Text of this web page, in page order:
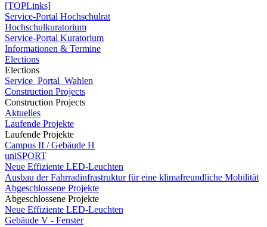
[TOPLinks]
Service-Portal Hochschulrat
Hochschulkuratorium
Service-Portal Kuratorium
Informationen & Termine
Elections
Elections
Service_Portal_Wahlen
Construction Projects
Construction Projects
Aktuelles
Laufende Projekte
Laufende Projekte
Campus II / Gebäude H
uniSPORT
Neue Effiziente LED-Leuchten
Ausbau der Fahrradinfrastruktur für eine klimafreundliche Mobilität
Abgeschlossene Projekte
Abgeschlossene Projekte
Neue Effiziente LED-Leuchten
Gebäude V - Fenster